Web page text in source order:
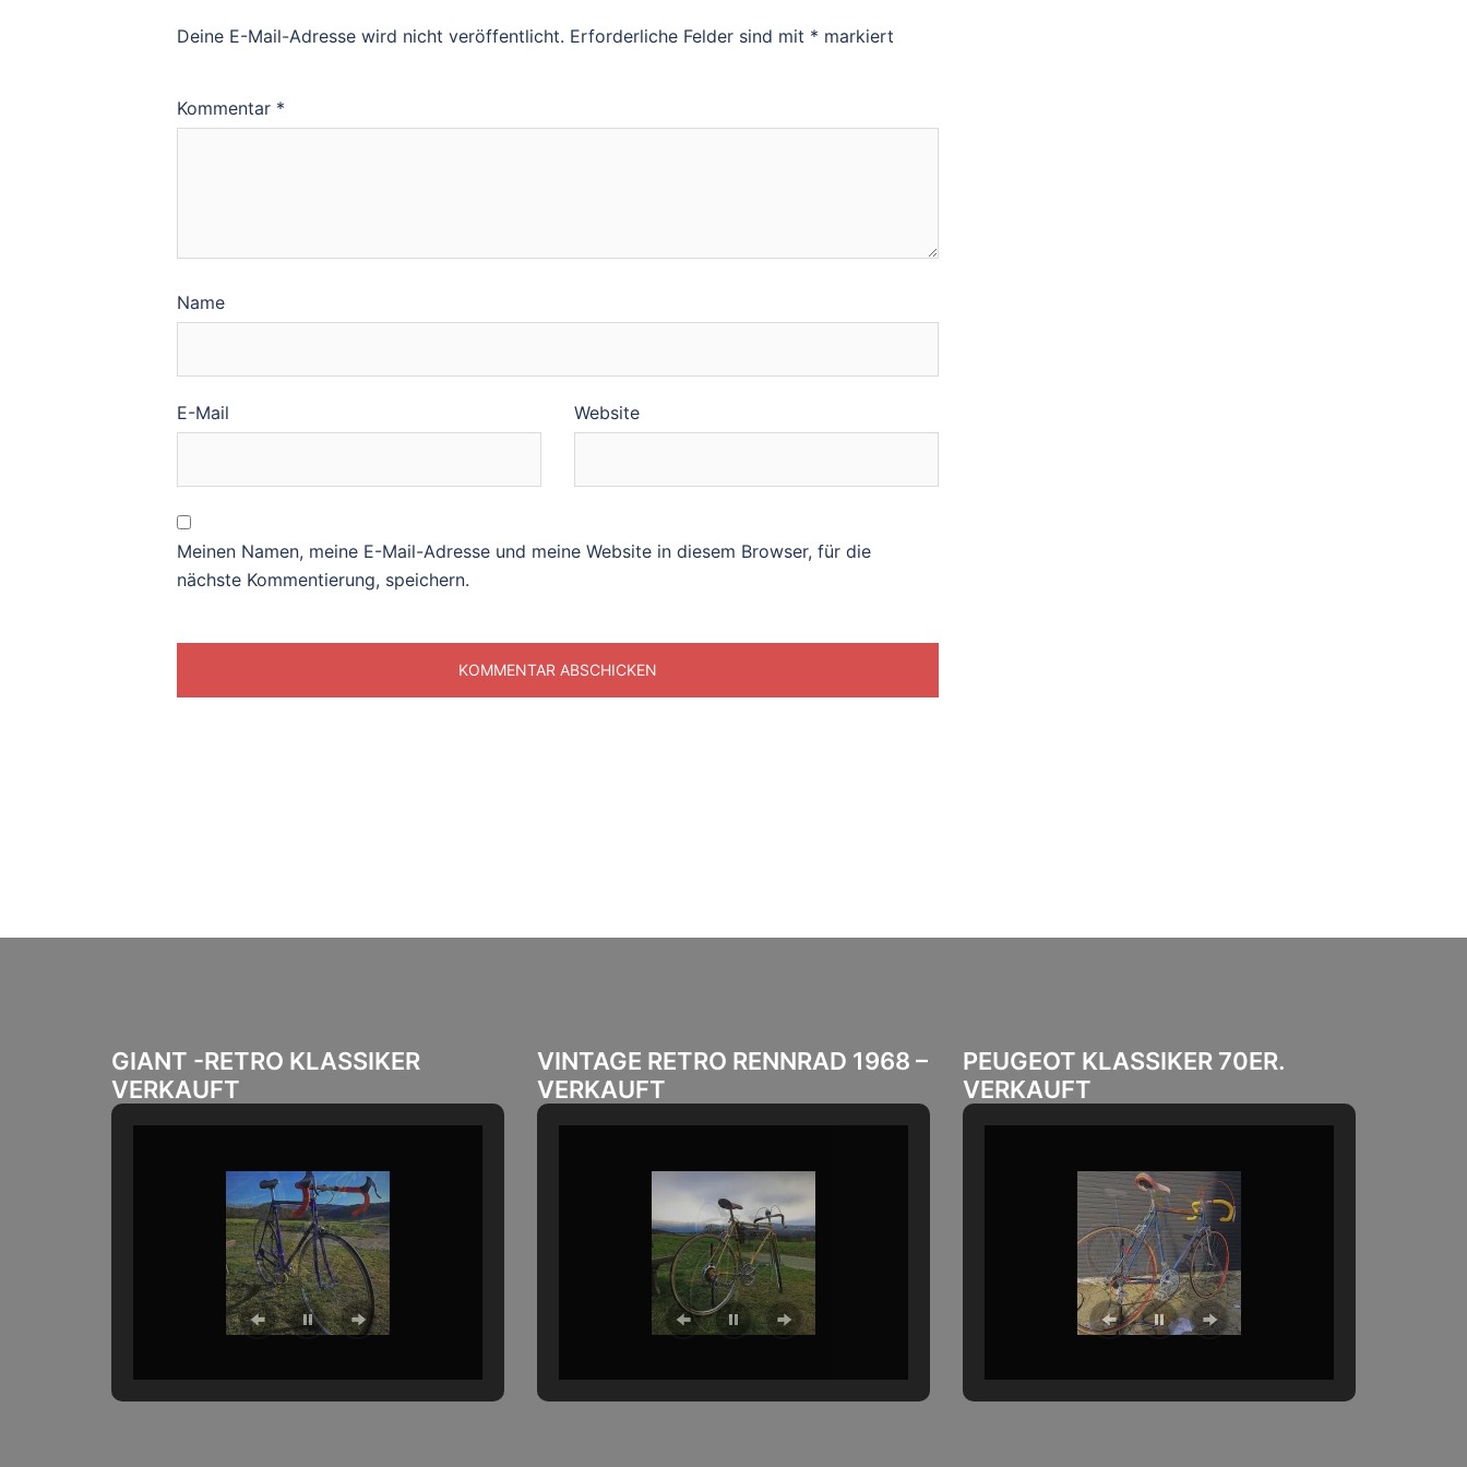
Deine E-Mail-Adresse wird nicht veröffentlicht. Erforderliche Felder sind mit * markiert
Kommentar *
Name
E-Mail Website
Meinen Namen, meine E-Mail-Adresse und meine Website in diesem Browser, für die
nächste Kommentierung, speichern.
GIANT -RETRO KLASSIKER
VERKAUFT
VINTAGE RETRO RENNRAD 1968 –
VERKAUFT
PEUGEOT KLASSIKER 70ER.
VERKAUFT